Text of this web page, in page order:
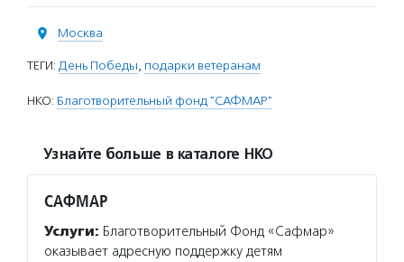
Москва
ТЕГИ: День Победы, подарки ветеранам
НКО: Благотворительный фонд "САФМАР"
Узнайте больше в каталоге НКО
САФМАР
Услуги: Благотворительный Фонд «Сафмар»
оказывает адресную поддержку детям